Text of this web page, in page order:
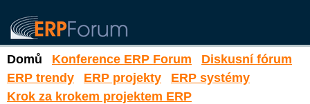
Domů Konference ERP Forum
Diskusní fórum
ERP trendy
ERP projekty
ERP systémy
Krok za krokem projektem ERP